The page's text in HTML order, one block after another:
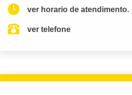
ver horario de atendimento.
ver telefone